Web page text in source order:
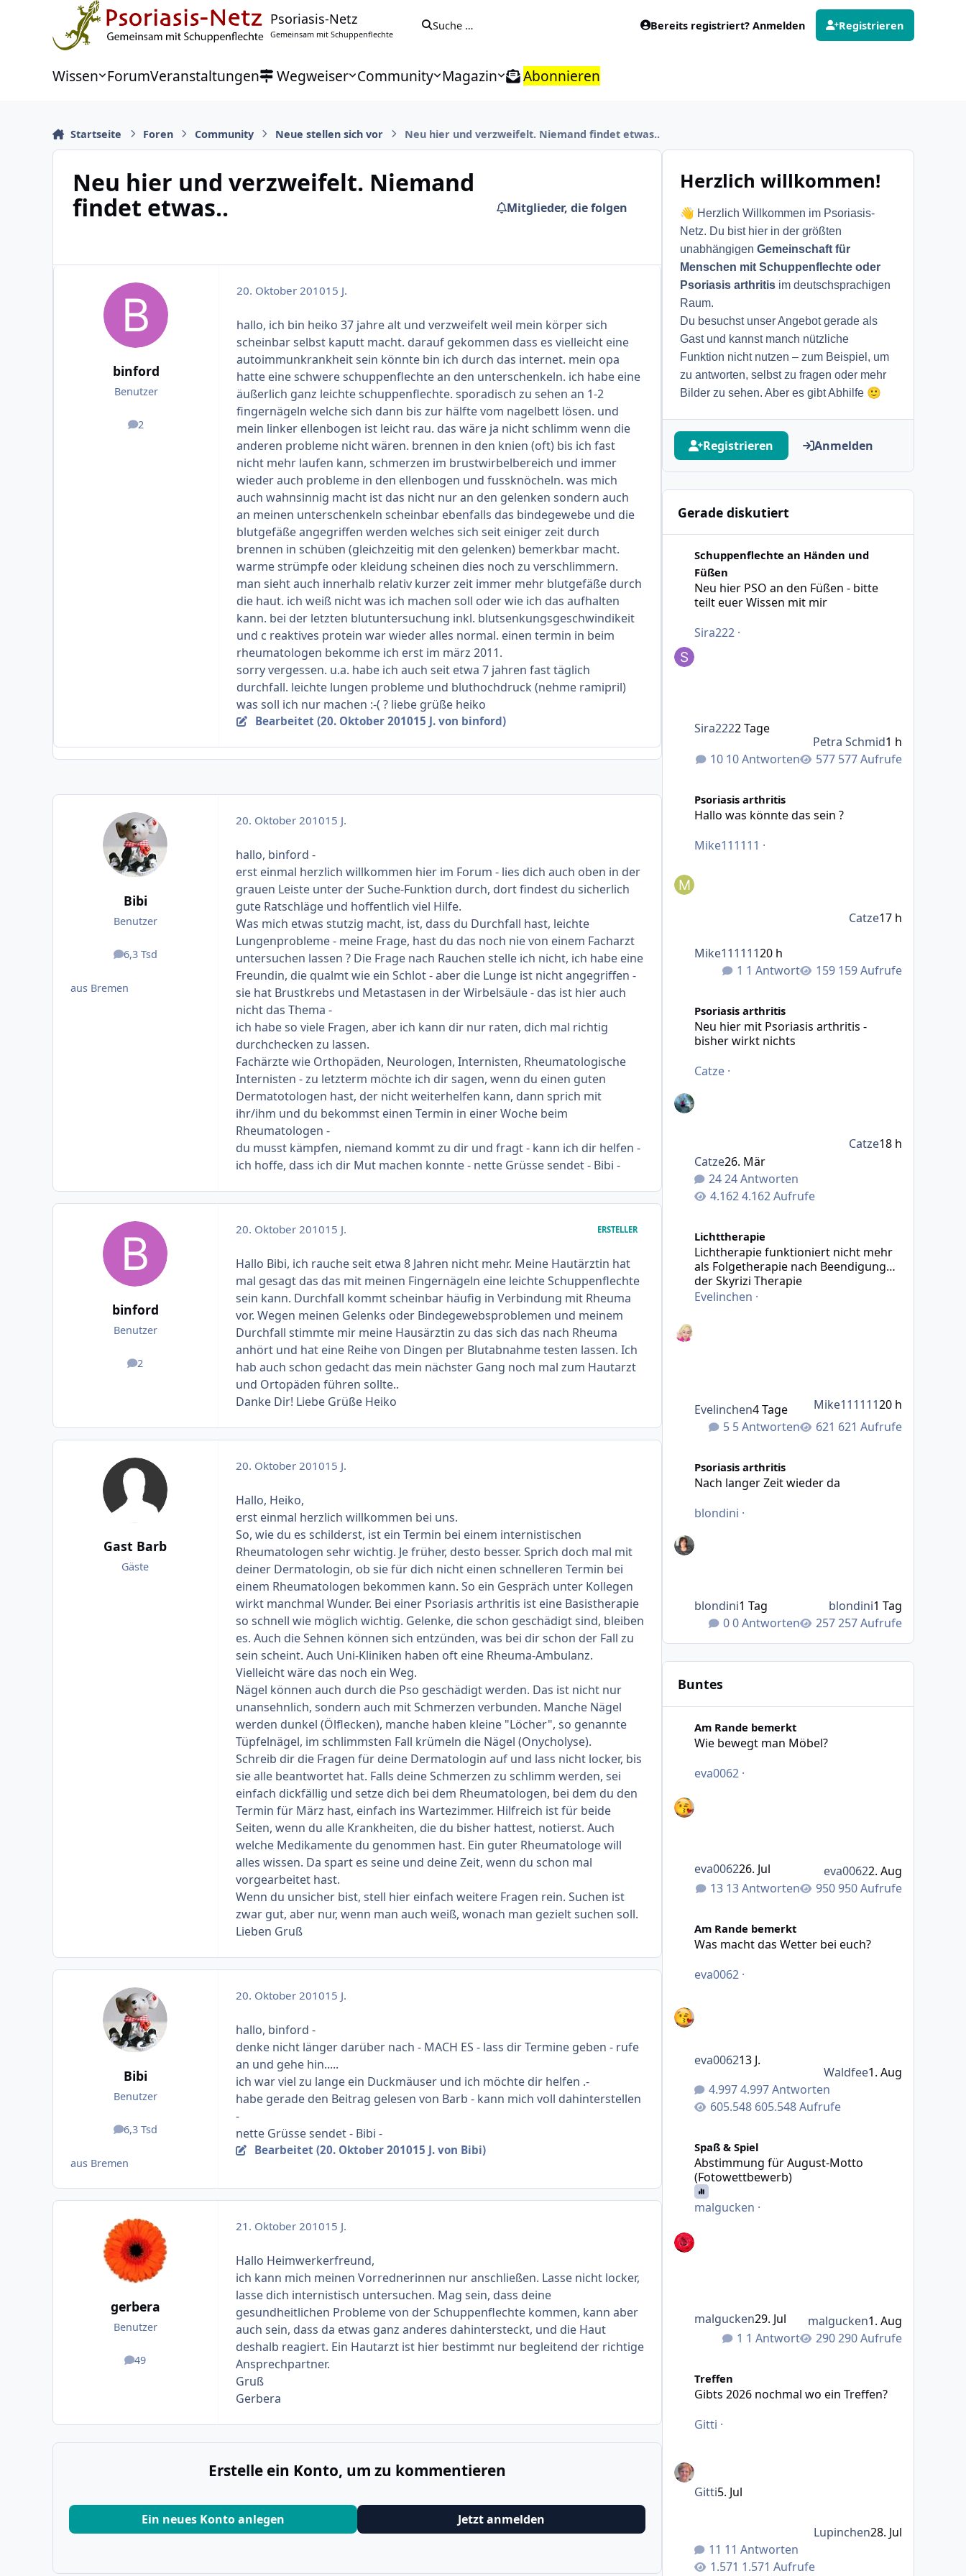
Zu Inhalt springen
Psoriasis-Netz
Gemeinsam mit Schuppenflechte
Suche … Bereits registriert? Anmelden Registrieren
Wissen ForumVeranstaltungen Wegweiser Community Magazin Abonnieren
Startseite Foren Community Neue stellen sich vor Neu hier und verzweifelt. Niemand findet etwas..
Neu hier und verzweifelt. Niemand
findet etwas..
Mitglieder, die folgen
binford
Benutzer
2
Beiträge
20. Oktober 201015 J.
hallo, ich bin heiko 37 jahre alt und verzweifelt weil mein körper sich
scheinbar selbst kaputt macht. darauf gekommen dass es vielleicht eine
autoimmunkrankheit sein könnte bin ich durch das internet. mein opa
hatte eine schwere schuppenflechte an den unterschenkeln. ich habe eine
äußerlich ganz leichte schuppenflechte. sporadisch zu sehen an 1-2
fingernägeln welche sich dann bis zur hälfte vom nagelbett lösen. und
mein linker ellenbogen ist leicht rau. das wäre ja nicht schlimm wenn die
anderen probleme nicht wären. brennen in den knien (oft) bis ich fast
nicht mehr laufen kann, schmerzen im brustwirbelbereich und immer
wieder auch probleme in den ellenbogen und fussknöcheln. was mich
auch wahnsinnig macht ist das nicht nur an den gelenken sondern auch
an meinen unterschenkeln scheinbar ebenfalls das bindegewebe und die
blutgefäße angegriffen werden welches sich seit einiger zeit durch
brennen in schüben (gleichzeitig mit den gelenken) bemerkbar macht.
warme strümpfe oder kleidung scheinen dies noch zu verschlimmern.
man sieht auch innerhalb relativ kurzer zeit immer mehr blutgefäße durch
die haut. ich weiß nicht was ich machen soll oder wie ich das aufhalten
kann. bei der letzten blutuntersuchung inkl. blutsenkungsgeschwindikeit
und c reaktives protein war wieder alles normal. einen termin in beim
rheumatologen bekomme ich erst im märz 2011.
sorry vergessen. u.a. habe ich auch seit etwa 7 jahren fast täglich
durchfall. leichte lungen probleme und bluthochdruck (nehme ramipril)
was soll ich nur machen :-( ? liebe grüße heiko
Bearbeitet (20. Oktober 201015 J. von binford)
Bibi
Benutzer
6,3 Tsd
Beiträge
aus Bremen
20. Oktober 201015 J.
hallo, binford -
erst einmal herzlich willkommen hier im Forum - lies dich auch oben in der
grauen Leiste unter der Suche-Funktion durch, dort findest du sicherlich
gute Ratschläge und hoffentlich viel Hilfe.
Was mich etwas stutzig macht, ist, dass du Durchfall hast, leichte
Lungenprobleme - meine Frage, hast du das noch nie von einem Facharzt
untersuchen lassen ? Die Frage nach Rauchen stelle ich nicht, ich habe eine
Freundin, die qualmt wie ein Schlot - aber die Lunge ist nicht angegriffen -
sie hat Brustkrebs und Metastasen in der Wirbelsäule - das ist hier auch
nicht das Thema -
ich habe so viele Fragen, aber ich kann dir nur raten, dich mal richtig
durchchecken zu lassen.
Fachärzte wie Orthopäden, Neurologen, Internisten, Rheumatologische
Internisten - zu letzterm möchte ich dir sagen, wenn du einen guten
Dermatotologen hast, der nicht weiterhelfen kann, dann sprich mit
ihr/ihm und du bekommst einen Termin in einer Woche beim
Rheumatologen -
du musst kämpfen, niemand kommt zu dir und fragt - kann ich dir helfen -
ich hoffe, dass ich dir Mut machen konnte - nette Grüsse sendet - Bibi -
binford
Benutzer
2
Beiträge
20. Oktober 201015 J. ERSTELLER
Hallo Bibi, ich rauche seit etwa 8 Jahren nicht mehr. Meine Hautärztin hat
mal gesagt das das mit meinen Fingernägeln eine leichte Schuppenflechte
sein kann. Durchfall kommt scheinbar häufig in Verbindung mit Rheuma
vor. Wegen meinen Gelenks oder Bindegewebsproblemen und meinem
Durchfall stimmte mir meine Hausärztin zu das sich das nach Rheuma
anhört und hat eine Reihe von Dingen per Blutabnahme testen lassen. Ich
hab auch schon gedacht das mein nächster Gang noch mal zum Hautarzt
und Ortopäden führen sollte..
Danke Dir! Liebe Grüße Heiko
Gast Barb
Gäste
20. Oktober 201015 J.
Hallo, Heiko,
erst einmal herzlich willkommen bei uns.
So, wie du es schilderst, ist ein Termin bei einem internistischen
Rheumatologen sehr wichtig. Je früher, desto besser. Sprich doch mal mit
deiner Dermatologin, ob sie für dich nicht einen schnelleren Termin bei
einem Rheumatologen bekommen kann. So ein Gespräch unter Kollegen
wirkt manchmal Wunder. Bei einer Psoriasis arthritis ist eine Basistherapie
so schnell wie möglich wichtig. Gelenke, die schon geschädigt sind, bleiben
es. Auch die Sehnen können sich entzünden, was bei dir schon der Fall zu
sein scheint. Auch Uni-Kliniken haben oft eine Rheuma-Ambulanz.
Vielleicht wäre das noch ein Weg.
Nägel können auch durch die Pso geschädigt werden. Das ist nicht nur
unansehnlich, sondern auch mit Schmerzen verbunden. Manche Nägel
werden dunkel (Ölflecken), manche haben kleine "Löcher", so genannte
Tüpfelnägel, im schlimmsten Fall krümeln die Nägel (Onycholyse).
Schreib dir die Fragen für deine Dermatologin auf und lass nicht locker, bis
sie alle beantwortet hat. Falls deine Schmerzen zu schlimm werden, sei
einfach dickfällig und setze dich bei dem Rheumatologen, bei dem du den
Termin für März hast, einfach ins Wartezimmer. Hilfreich ist für beide
Seiten, wenn du alle Krankheiten, die du bisher hattest, notierst. Auch
welche Medikamente du genommen hast. Ein guter Rheumatologe will
alles wissen. Da spart es seine und deine Zeit, wenn du schon mal
vorgearbeitet hast.
Wenn du unsicher bist, stell hier einfach weitere Fragen rein. Suchen ist
zwar gut, aber nur, wenn man auch weiß, wonach man gezielt suchen soll.
Lieben Gruß
Bibi
Benutzer
6,3 Tsd
Beiträge
aus Bremen
20. Oktober 201015 J.
hallo, binford -
denke nicht länger darüber nach - MACH ES - lass dir Termine geben - rufe
an und gehe hin.....
ich war viel zu lange ein Duckmäuser und ich möchte dir helfen .-
habe gerade den Beitrag gelesen von Barb - kann mich voll dahinterstellen
-
nette Grüsse sendet - Bibi -
Bearbeitet (20. Oktober 201015 J. von Bibi)
gerbera
Benutzer
49
Beiträge
21. Oktober 201015 J.
Hallo Heimwerkerfreund,
ich kann mich meinen Vorrednerinnen nur anschließen. Lasse nicht locker,
lasse dich internistisch untersuchen. Mag sein, dass deine
gesundheitlichen Probleme von der Schuppenflechte kommen, kann aber
auch sein, dass da etwas ganz anderes dahintersteckt, und die Haut
deshalb reagiert. Ein Hautarzt ist hier bestimmt nur begleitend der richtige
Ansprechpartner.
Gruß
Gerbera
Erstelle ein Konto, um zu kommentieren
Ein neues Konto anlegen Jetzt anmelden
Herzlich willkommen!
👋 Herzlich Willkommen im Psoriasis-
Netz. Du bist hier in der größten
unabhängigenGemeinschaft für
Menschen mit Schuppenflechte oder
Psoriasis arthritis im deutschsprachigen
Raum.
Du besuchst unser Angebot gerade als
Gast und kannst manch nützliche
Funktion nicht nutzen – zum Beispiel, um
zu antworten, selbst zu fragen oder mehr
Bilder zu sehen. Aber es gibt Abhilfe 🙂
Registrieren Anmelden
Gerade diskutiert
Schuppenflechte an Händen und
Füßen
Neu hier PSO an den Füßen - bitte
teilt euer Wissen mit mir
Sira222 ·
10 Antworten 577 Aufrufe
Sira2222 Tage
Petra Schmid1 h
Psoriasis arthritis
Hallo was könnte das sein ?
Mike111111 ·
1 Antwort 159 Aufrufe
Mike11111120 h
Catze17 h
Psoriasis arthritis
Neu hier mit Psoriasis arthritis -
bisher wirkt nichts
Catze ·
24 Antworten
4.162 Aufrufe
Catze26. Mär
Catze18 h
Lichttherapie
Lichtherapie funktioniert nicht mehr
als Folgetherapie nach Beendigung
der Skyrizi Therapie
Evelinchen ·
5 Antworten 621 Aufrufe
Evelinchen4 Tage Mike11111120 h
Psoriasis arthritis
Nach langer Zeit wieder da
blondini ·
0 Antworten 257 Aufrufe
blondini1 Tag blondini1 Tag
Buntes
Am Rande bemerkt
Wie bewegt man Möbel?
eva0062 ·
13 Antworten 950 Aufrufe
eva006226. Jul eva00622. Aug
Am Rande bemerkt
Was macht das Wetter bei euch?
eva0062 ·
4.997 Antworten
605.548 Aufrufe
eva006213 J.
Waldfee1. Aug
Spaß & Spiel
Abstimmung für August-Motto
(Fotowettbewerb)
malgucken ·
1 Antwort 290 Aufrufe
malgucken29. Jul malgucken1. Aug
Treffen
Gibts 2026 nochmal wo ein Treffen?
Gitti ·
11 Antworten
1.571 Aufrufe
Gitti5. Jul
Lupinchen28. Jul